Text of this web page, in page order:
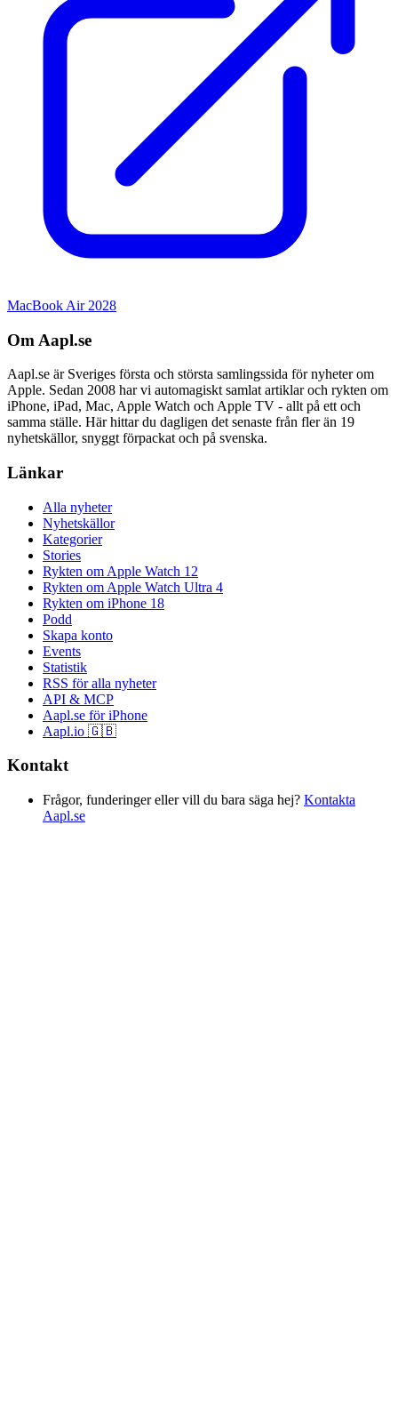
MacBook Air 2028
Om Aapl.se
Aapl.se är Sveriges första och största samlingssida för nyheter om
Apple. Sedan 2008 har vi automagiskt samlat artiklar och rykten om
iPhone, iPad, Mac, Apple Watch och Apple TV - allt på ett och
samma ställe. Här hittar du dagligen det senaste från fler än 19
nyhetskällor, snyggt förpackat och på svenska.
Länkar
Alla nyheter
Nyhetskällor
Kategorier
Stories
Rykten om Apple Watch 12
Rykten om Apple Watch Ultra 4
Rykten om iPhone 18
Podd
Skapa konto
Events
Statistik
RSS för alla nyheter
API & MCP
Aapl.se för iPhone
Aapl.io 🇬🇧
Kontakt
Frågor, funderinger eller vill du bara säga hej? Kontakta
Aapl.se